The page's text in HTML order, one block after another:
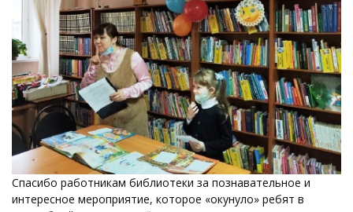
Спасибо работникам библиотеки за познавательное и
интересное мероприятие, которое «окунуло» ребят в